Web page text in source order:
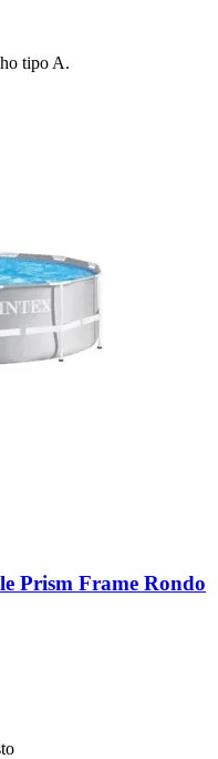
tipo A.
Prism Frame Rondo